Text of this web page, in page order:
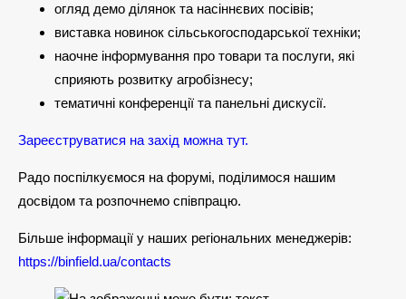
огляд демо ділянок та насіннєвих посівів;
виставка новинок сільськогосподарської техніки;
наочне інформування про товари та послуги, які
сприяють розвитку агробізнесу;
тематичні конференції та панельні дискусії.
Зареєструватися на захід можна тут.
Радо поспілкуємося на форумі, поділимося нашим
досвідом та розпочнемо співпрацю.
Більше інформації у наших регіональних менеджерів:
https://binfield.ua/contacts